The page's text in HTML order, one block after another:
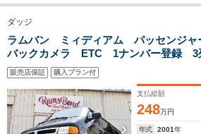
ダッジ
ラムバン ミィディアム パッセンジ
バックカメラ ETC 1ナンバー登録 3
ットシート リクライニング機能付き
タイヤ
販売店保証 購入プラン付
支払総額
248万円
年式 2001年